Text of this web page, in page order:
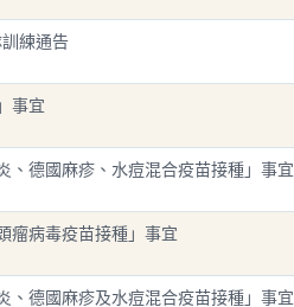
練通告
事宜
、德國麻疹、水痘混合疫苗接種」事宜
瘤病毒疫苗接種」事宜
、德國麻疹及水痘混合疫苗接種」事宜